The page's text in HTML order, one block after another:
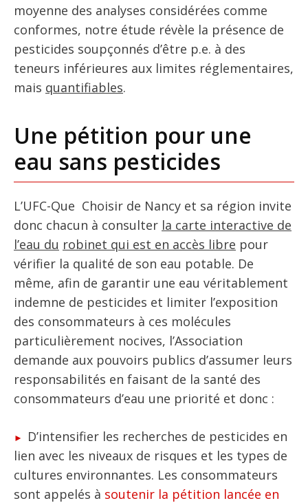
moyenne des analyses considérées comme
conformes, notre étude révèle la présence de
pesticides soupçonnés d’être p.e. à des
teneurs inférieures aux limites réglementaires,
mais quantifiables.
Une pétition pour une
eau sans pesticides
L’UFC-Que Choisir de Nancy et sa région invite
donc chacun à consulter la carte interactive de
l’eau du robinet qui est en accès libre pour
vérifier la qualité de son eau potable. De
même, afin de garantir une eau véritablement
indemne de pesticides et limiter l’exposition
des consommateurs à ces molécules
particulièrement nocives, l’Association
demande aux pouvoirs publics d’assumer leurs
responsabilités en faisant de la santé des
consommateurs d’eau une priorité et donc :
D’intensifier les recherches de pesticides en
lien avec les niveaux de risques et les types de
cultures environnantes. Les consommateurs
sont appelés à soutenir la pétition lancée en